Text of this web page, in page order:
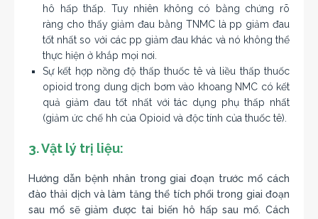
hô hấp thấp. Tuy nhiên không có bằng chứng rõ
ràng cho thấy giảm đau bằng TNMC là pp giảm đau
tốt nhất so với các pp giảm đau khác và nó không thể
thực hiện ở khắp mọi nơi.
Sự kết hợp nồng độ thấp thuốc tê và liều thấp thuốc
opioid trong dung dịch bơm vào khoang NMC có kết
quả giảm đau tốt nhất với tác dụng phụ thấp nhất
(giảm ức chế hh của Opioid và độc tính của thuốc tê).
3. Vật lý trị liệu:
Hướng dẫn bệnh nhân trong giai đoạn trước mổ cách
đào thải dịch và làm tăng thể tích phổi trong giai đoạn
sau mổ sẽ giảm được tai biến hô hấp sau mổ. Cách